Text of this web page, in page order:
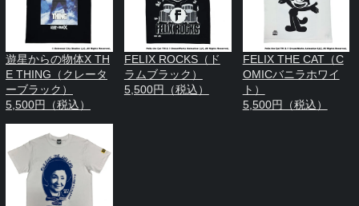
遊星からの物体X TH
E THING（クレータ
ーブラック）
5,500円（税込）
FELIX ROCKS（ド
ラムブラック）
5,500円（税込）
FELIX THE CAT（C
OMICバニラホワイ
ト）
5,500円（税込）